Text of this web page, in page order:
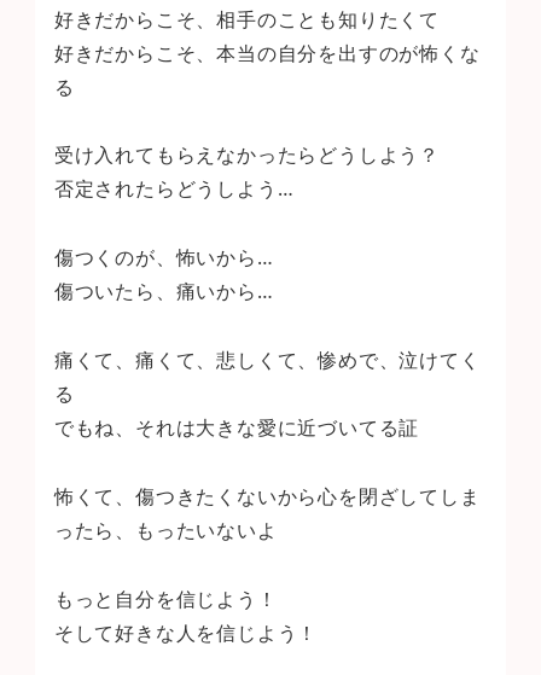
好きだからこそ、相手のことも知りたくて
好きだからこそ、本当の自分を出すのが怖くな
る
受け入れてもらえなかったらどうしよう？
否定されたらどうしよう…
傷つくのが、怖いから…
傷ついたら、痛いから…
痛くて、痛くて、悲しくて、惨めで、泣けてく
る
でもね、それは大きな愛に近づいてる証
怖くて、傷つきたくないから心を閉ざしてしま
ったら、もったいないよ
もっと自分を信じよう！
そして好きな人を信じよう！